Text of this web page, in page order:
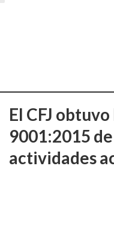
El CFJ
9001:2015
actividades